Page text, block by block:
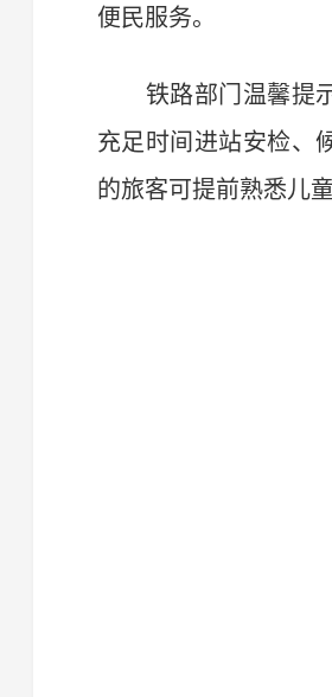
便民服务。
铁路部门温馨提示
充足时间进站安检、
的旅客可提前熟悉儿